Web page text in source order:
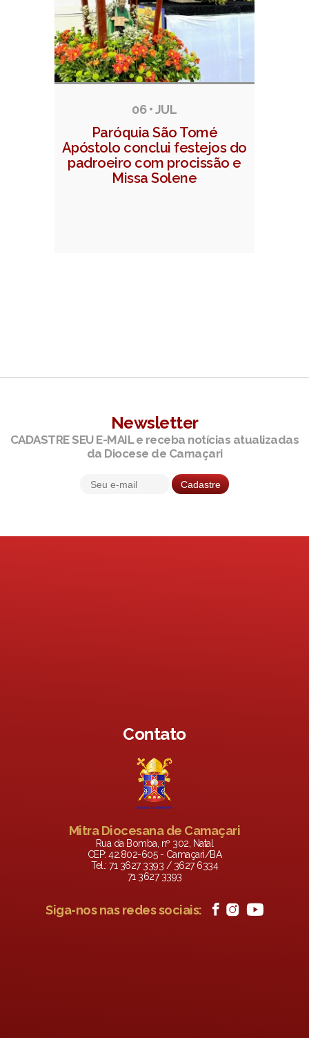
06 • JUL
Paróquia São Tomé
Apóstolo conclui festejos do
padroeiro com procissão e
Missa Solene
Newsletter
CADASTRE SEU E-MAIL e receba notícias atualizadas
da Diocese de Camaçari
Contato
Mitra Diocesana de Camaçari
Rua da Bomba, nº 302, Natal
CEP: 42.802-605 - Camaçari/BA
Tel.: 71 3627 3393 / 3627 6334
71 3627 3393
Siga-nos nas redes sociais: